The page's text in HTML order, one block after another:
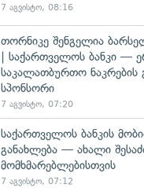
7 აგვისტო, 08:16
თორნიკე შენგელია
| საქართველოს ბანკი —
საკალათბურთო ნაკრების
სპონსორი
7 აგვისტო, 07:20
საქართველოს ბანკის
განახლება — ახალი
მომხმარებლებისთვის
7 აგვისტო, 07:12